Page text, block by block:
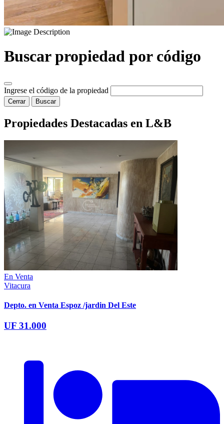
Buscar propiedad por código
Ingrese el código de la propiedad
Cerrar Buscar
Propiedades Destacadas en L&B
En Venta
Vitacura
Depto. en Venta Espoz /jardin Del Este
UF 31.000